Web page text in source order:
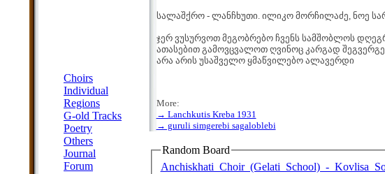
Choirs
Individual
Regions
G-old Tracks
Poetry
Others
Journal
Forum
სალაშქრო - ლანჩხუთი. ილიკო მორჩილაძე, ნოე
ჯერ ვუსურვოთ მეგობრებო ჩვენს სამშობლოს
ათასებით გამოვცვალოთ ღვინოც კარგად
არა არის უსაშველო ყმაწვილებო ალავერდი
More:
→ Lanchkutis Kreba 1931
→ guruli simgerebi sagaloblebi
Random Board
Anchiskhati Choir (Gelati School) - Kovlisa